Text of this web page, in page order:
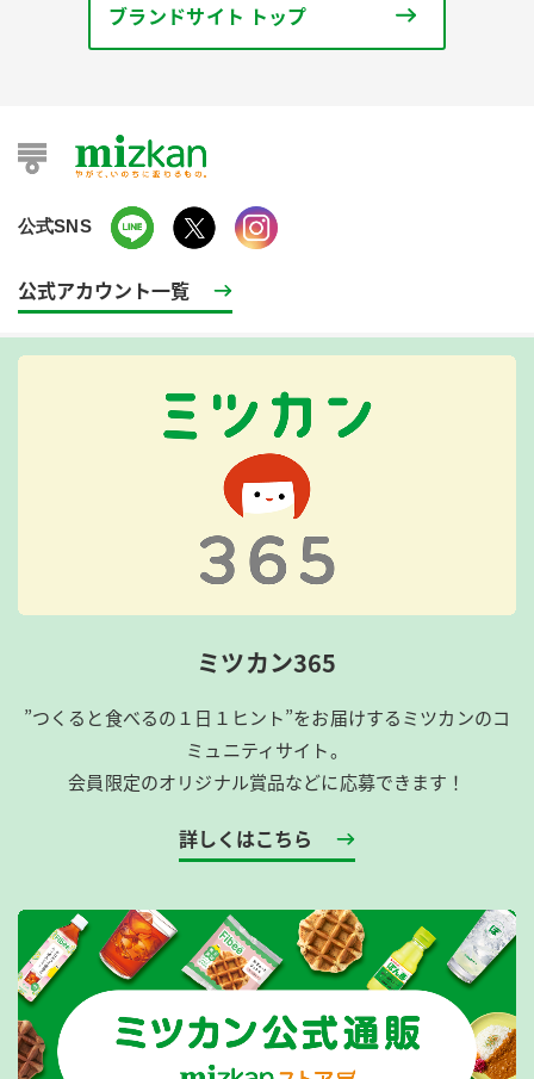
ブランドサイト トップ
公式SNS
公式アカウント一覧
ミツカン365
”つくると食べるの１日１ヒント”をお届けするミツカンのコ
ミュニティサイト。
会員限定のオリジナル賞品などに応募できます！
詳しくはこちら